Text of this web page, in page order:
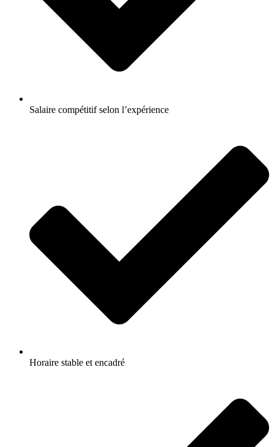
Salaire compétitif selon l’expérience
Horaire stable et encadré